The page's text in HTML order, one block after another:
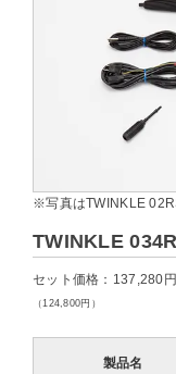
※写真はTWINKLE
TWINKLE
セット価格：137,280円
（124,800円）
製品名